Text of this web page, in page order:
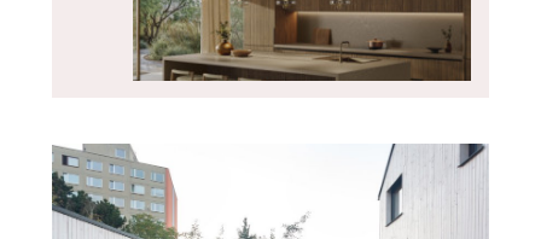
PRODUKTY
Tvrzený kámen Perlado Bronze –
TechniStone